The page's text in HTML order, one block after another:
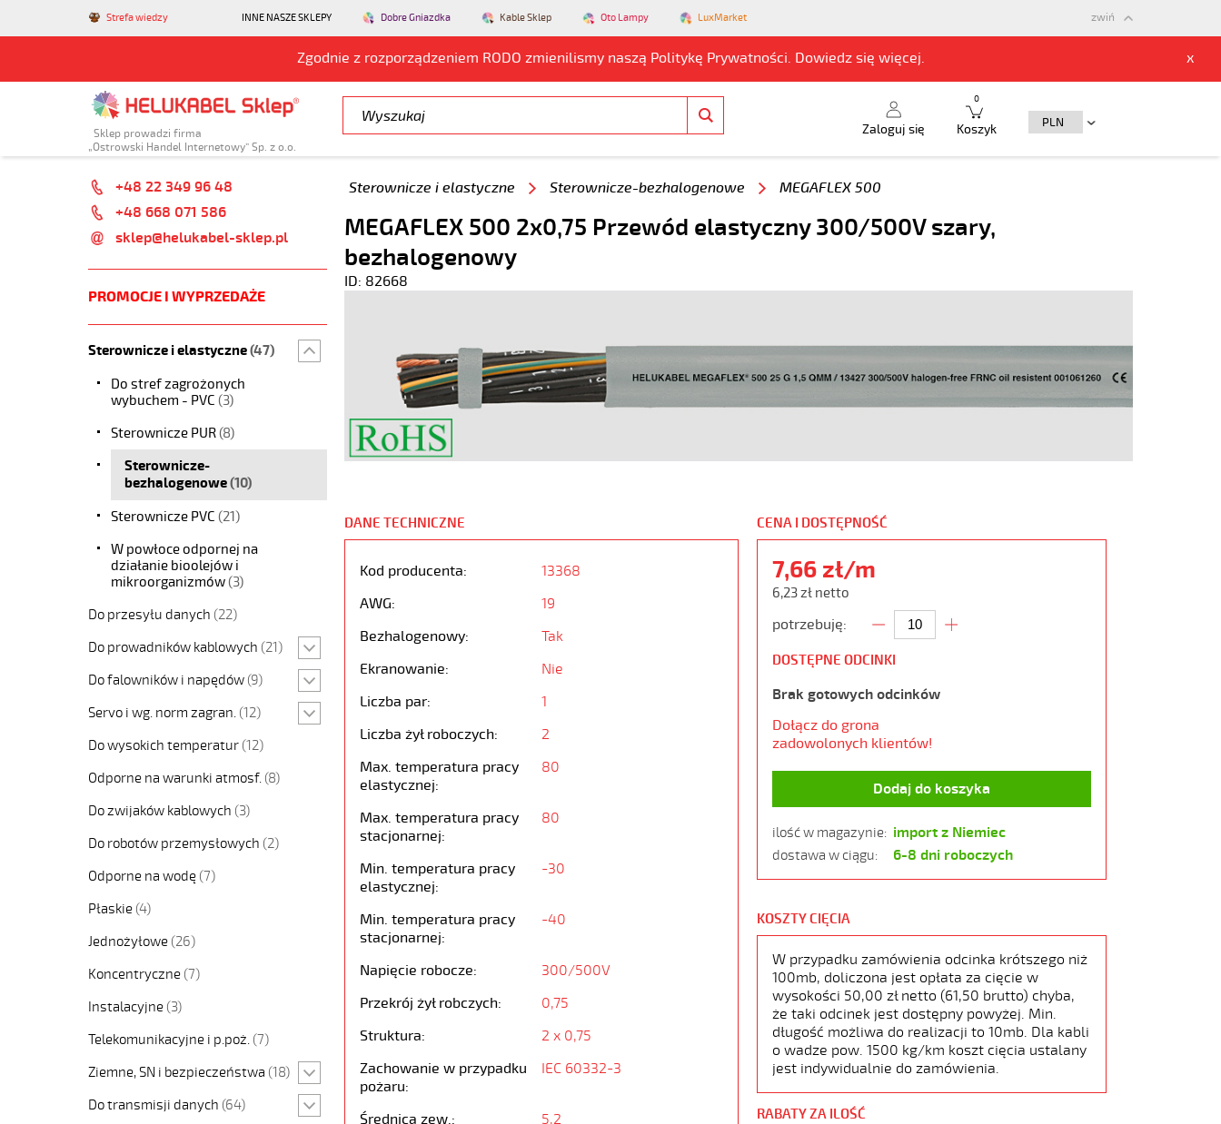
Strefa wiedzy INNE NASZE SKLEPY Dobre Gniazdka Kable Sklep Oto Lampy LuxMarket
Zgodnie z rozporządzeniem RODO zmienilismy naszą Politykę Prywatności. Dowiedz się więcej. x
zwiń
Sklep prowadzi firma
„Ostrowski Handel Internetowy” Sp. z o.o.
Zaloguj się Koszyk
0
+48 22 349 96 48
+48 668 071 586
sklep@helukabel-sklep.pl
PROMOCJE I WYPRZEDAŻE
Sterownicze i elastyczne(47)
Do stref zagrożonych
wybuchem - PVC (3)
Sterownicze PUR(8)
Sterownicze-
bezhalogenowe(10)
Sterownicze PVC (21)
W powłoce odpornej na
działanie bioolejów i
mikroorganizmów(3)
Do przesyłu danych (22)
Do prowadników kablowych (21)
Do falowników i napędów (9)
Servo i wg. norm zagran. (12)
Do wysokich temperatur (12)
Odporne na warunki atmosf. (8)
Do zwijaków kablowych (3)
Do robotów przemysłowych (2)
Odporne na wodę (7)
Płaskie (4)
Jednożyłowe (26)
Koncentryczne (7)
Instalacyjne (3)
Telekomunikacyjne i p.poż. (7)
Ziemne, SN i bezpieczeństwa (18)
Do transmisji danych (64)
Sterownicze i elastyczne Sterownicze-bezhalogenowe MEGAFLEX 500
MEGAFLEX 500 2x0,75 Przewód elastyczny 300/500V szary,
bezhalogenowy
ID: 82668
DANE TECHNICZNE
Kod producenta:
13368
AWG:
19
Bezhalogenowy:
Tak
Ekranowanie:
Nie
Liczba par:
1
Liczba żył roboczych:
2
Max. temperatura pracy
elastycznej:
80
Max. temperatura pracy
stacjonarnej:
80
Min. temperatura pracy
elastycznej:
-30
Min. temperatura pracy
stacjonarnej:
-40
Napięcie robocze:
300/500V
Przekrój żył robczych:
0,75
Struktura:
2 x 0,75
Zachowanie w przypadku
pożaru:
IEC 60332-3
Średnica zew.: 5,2
CENA I DOSTĘPNOŚĆ
7,66 zł/m
6,23 zł netto
potrzebuję:
DOSTĘPNE ODCINKI
Brak gotowych odcinków
Dołącz do grona
zadowolonych klientów!
Dodaj do koszyka
ilość w magazynie: import z Niemiec
dostawa w ciągu: 6-8 dni roboczych
KOSZTY CIĘCIA
W przypadku zamówienia odcinka krótszego niż
100mb, doliczona jest opłata za cięcie w
wysokości 50,00 zł netto (61,50 brutto) chyba,
że taki odcinek jest dostępny powyżej. Min.
długość możliwa do realizacji to 10mb. Dla kabli
o wadze pow. 1500 kg/km koszt cięcia ustalany
jest indywidualnie do zamówienia.
RABATY ZA ILOŚĆ